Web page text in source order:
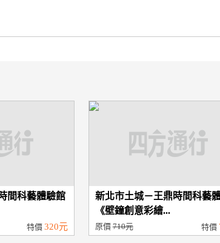
間科藝體驗館
特價320元
新北市土城－王鼎時間科藝
《壁鐘創意彩繪...
原價710元 特價